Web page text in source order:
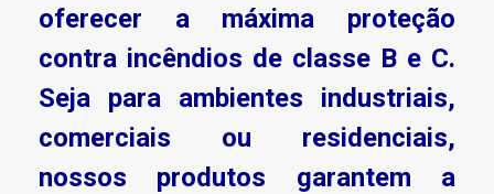
oferecer a máxima proteção
contra incêndios de classe B e C.
Seja para ambientes industriais,
comerciais ou residenciais,
nossos produtos garantem a